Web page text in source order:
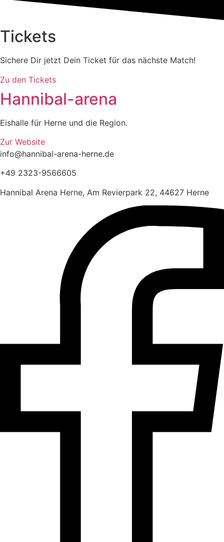
Tickets
Sichere Dir jetzt Dein Ticket für das nächste Match!
Zu den Tickets
Hannibal-arena
Eishalle für Herne und die Region.
Zur Website
info@hannibal-arena-herne.de
+49 2323-9566605
Hannibal Arena Herne, Am Revierpark 22, 44627 Herne